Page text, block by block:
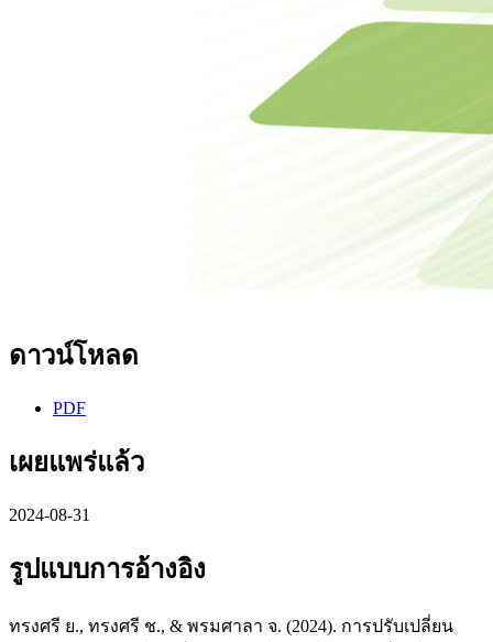
ดาวน์โหลด
PDF
เผยแพร่แล้ว
2024-08-31
รูปแบบการอ้างอิง
ทรงศรี ย., ทรงศรี ช., & พรมศาลา จ. (2024). การปรับเปลี่ยน